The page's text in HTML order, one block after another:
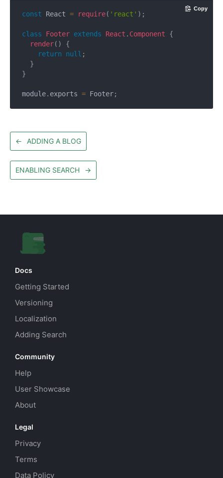
const React = require( 'react' ) ;
class Footer extends React . Component
{
render( )
{
return
null ;
}
}
module. exports = Footer;
Copy
← ADDING A BLOG
ENABLING SEARCH →
Docs
Getting Started
Versioning
Localization
Adding Search
Community
Help
User Showcase
About
Legal
Privacy
Terms
Data Policy